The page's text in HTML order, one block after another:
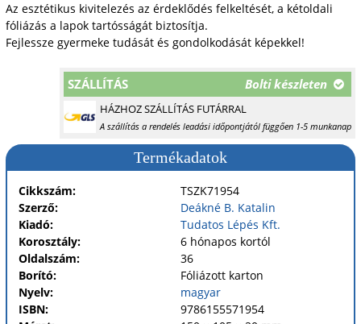
Az esztétikus kivitelezés az érdeklődés felkeltését, a kétoldali
fóliázás a lapok tartósságát biztosítja.
Fejlessze gyermeke tudását és gondolkodását képekkel!
SZÁLLÍTÁS Bolti készleten
HÁZHOZ SZÁLLÍTÁS FUTÁRRAL
A szállítás a rendelés leadási időpontjától függően 1-5 munkanap
Termékadatok
Cikkszám:
TSZK71954
Szerző:
Deákné B. Katalin
Kiadó:
Tudatos Lépés Kft.
Korosztály:
6 hónapos kortól
Oldalszám:
36
Borító:
Fóliázott karton
Nyelv:
magyar
ISBN:
9786155571954